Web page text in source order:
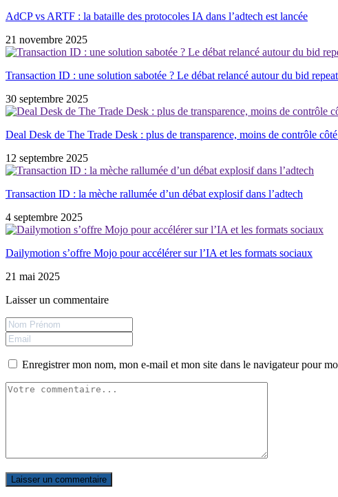
AdCP vs ARTF : la bataille des protocoles IA dans l’adtech est lancée
21 novembre 2025
Transaction ID : une solution sabotée ? Le débat relancé autour du bid
30 septembre 2025
Deal Desk de The Trade Desk : plus de transparence, moins de contrôle
12 septembre 2025
Transaction ID : la mèche rallumée d’un débat explosif dans l’adtech
4 septembre 2025
Dailymotion s’offre Mojo pour accélérer sur l’IA et les formats sociaux
21 mai 2025
Laisser un commentaire
Enregistrer mon nom, mon e-mail et mon site dans le navigateur pour